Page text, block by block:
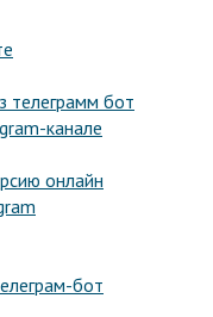
телеграмм бот
канале
онлайн
бот